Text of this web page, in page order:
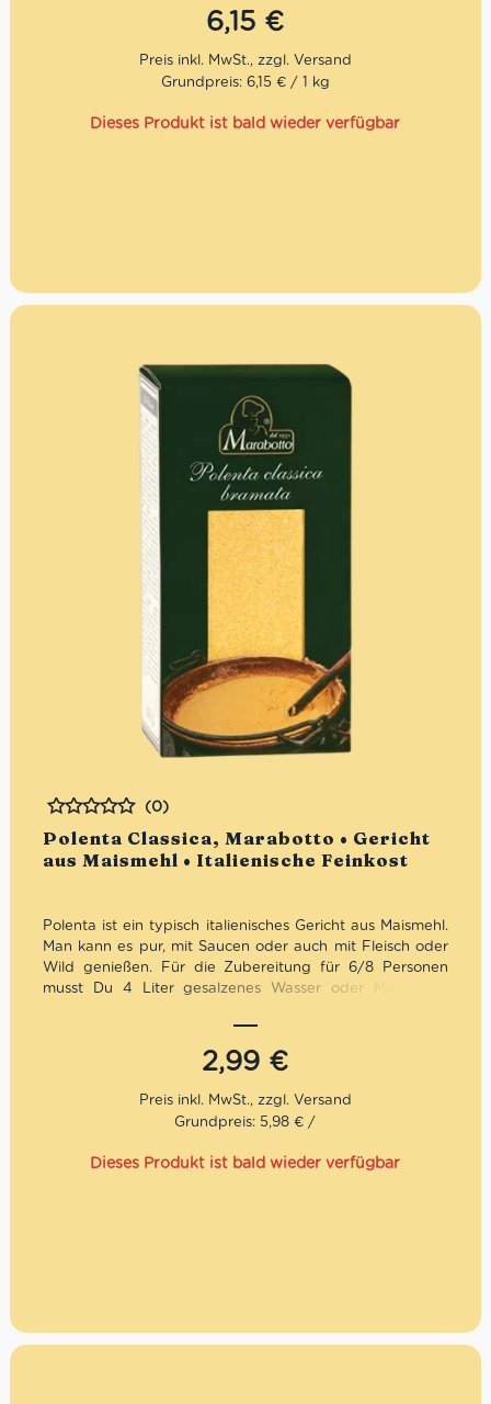
6,15 €
Grundpreis: 6,15 € / 1 kg
Dieses Produkt ist bald wieder verfügbar
Polenta Classica, Marabotto • Gericht
aus Maismehl • Italienische Feinkost
Bewertet
(0)
Polenta ist ein typisch italienisches Gericht aus Maismehl.
Man kann es pur, mit Saucen oder auch mit Fleisch oder
Wild genießen. Für die Zubereitung für 6/8 Personen
musst Du 4 Liter gesalzenes Wasser oder Milch zum
unter Rühren garen. Für mehr Konsistenz musst Du nur
die Garzeit erhöhen – Buon appetito!
2,99 €
Grundpreis: 5,98 € /
Dieses Produkt ist bald wieder verfügbar